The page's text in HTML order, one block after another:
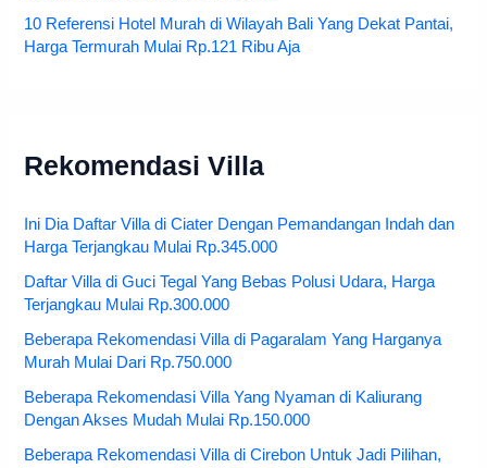
10 Referensi Hotel Murah di Wilayah Bali Yang Dekat Pantai,
Harga Termurah Mulai Rp.121 Ribu Aja
Rekomendasi Villa
Ini Dia Daftar Villa di Ciater Dengan Pemandangan Indah dan
Harga Terjangkau Mulai Rp.345.000
Daftar Villa di Guci Tegal Yang Bebas Polusi Udara, Harga
Terjangkau Mulai Rp.300.000
Beberapa Rekomendasi Villa di Pagaralam Yang Harganya
Murah Mulai Dari Rp.750.000
Beberapa Rekomendasi Villa Yang Nyaman di Kaliurang
Dengan Akses Mudah Mulai Rp.150.000
Beberapa Rekomendasi Villa di Cirebon Untuk Jadi Pilihan,